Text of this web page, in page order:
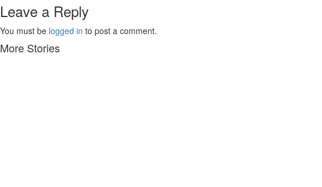
Leave a Reply
You must be logged in to post a comment.
More Stories